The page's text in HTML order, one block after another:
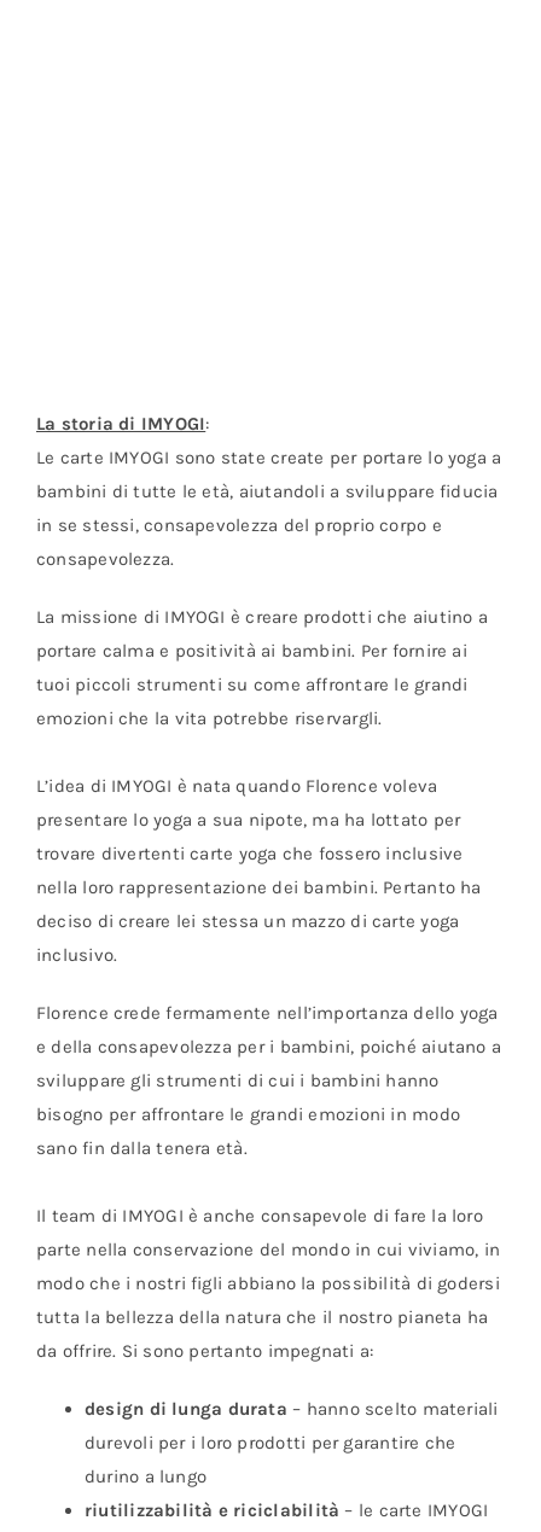
La storia di IMYOGI:
Le carte IMYOGI sono state create per portare lo yoga a
bambini di tutte le età, aiutandoli a sviluppare fiducia
in se stessi, consapevolezza del proprio corpo e
consapevolezza.
La missione di IMYOGI è creare prodotti che aiutino a
portare calma e positività ai bambini. Per fornire ai
tuoi piccoli strumenti su come affrontare le grandi
emozioni che la vita potrebbe riservargli.
L’idea di IMYOGI è nata quando Florence voleva
presentare lo yoga a sua nipote, ma ha lottato per
trovare divertenti carte yoga che fossero inclusive
nella loro rappresentazione dei bambini. Pertanto ha
deciso di creare lei stessa un mazzo di carte yoga
inclusivo.
Florence crede fermamente nell’importanza dello yoga
e della consapevolezza per i bambini, poiché aiutano a
sviluppare gli strumenti di cui i bambini hanno
bisogno per affrontare le grandi emozioni in modo
sano fin dalla tenera età.
Il team di IMYOGI è anche consapevole di fare la loro
parte nella conservazione del mondo in cui viviamo, in
modo che i nostri figli abbiano la possibilità di godersi
tutta la bellezza della natura che il nostro pianeta ha
da offrire. Si sono pertanto impegnati a:
design di lunga durata– hanno scelto materiali
durevoli per i loro prodotti per garantire che
durino a lungo
riutilizzabilità e riciclabilità – le carte IMYOGI